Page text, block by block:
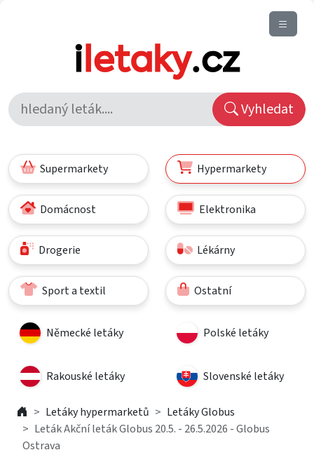
Vyhledat
Supermarkety Hypermarkety
Domácnost Elektronika
Drogerie Lékárny
Sport a textil Ostatní
Německé letáky Polské letáky
Rakouské letáky Slovenské letáky
Letáky hypermarketů
Letáky Globus
Leták Akční leták Globus 20.5. - 26.5.2026 - Globus
Ostrava